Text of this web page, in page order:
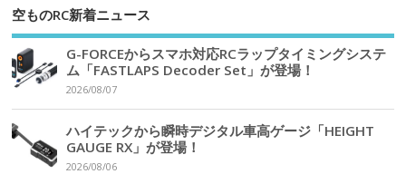
空ものRC新着ニュース
G-FORCEからスマホ対応RCラップタイミングシステ
ム「FASTLAPS Decoder Set」が登場！
2026/08/07
ハイテックから瞬時デジタル車高ゲージ「HEIGHT
GAUGE RX」が登場！
2026/08/06